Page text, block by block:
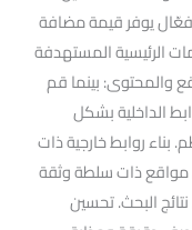
يوفر قيمة مضافة
الرئيسية المستهدفة
بينما قم
الداخلية بشكل
روابط خارجية ذات
مواقع ذات سلطة وثقة
البحث. تحسين